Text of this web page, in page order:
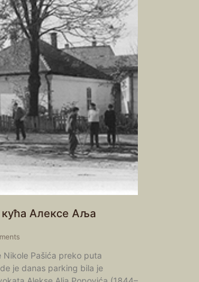
кућа Алексе Аља
Nikole Pašića preko puta
je danas parking bila je